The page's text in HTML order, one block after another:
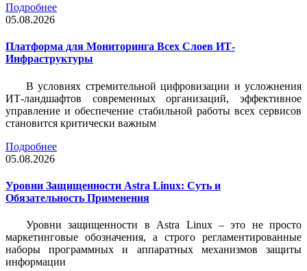
Подробнее
05.08.2026
Платформа для Мониторинга Всех Слоев ИТ-
Инфраструктуры
В условиях стремительной цифровизации и усложнения
ИТ-ландшафтов современных организаций, эффективное
управление и обеспечение стабильной работы всех сервисов
становится критически важным
Подробнее
05.08.2026
Уровни Защищенности Astra Linux: Суть и
Обязательность Применения
Уровни защищенности в Astra Linux – это не просто
маркетинговые обозначения, а строго регламентированные
наборы программных и аппаратных механизмов защиты
информации